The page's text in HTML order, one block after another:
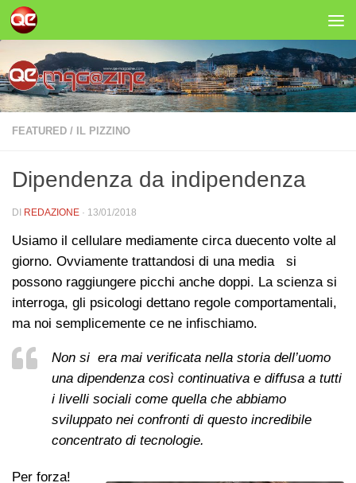
Salta al contenuto
FEATURED / IL PIZZINO
Dipendenza da indipendenza
DI REDAZIONE · 13/01/2018
Usiamo il cellulare mediamente circa duecento volte al
giorno. Ovviamente trattandosi di una media si
possono raggiungere picchi anche doppi. La scienza si
interroga, gli psicologi dettano regole comportamentali,
ma noi semplicemente ce ne infischiamo.
Non si era mai verificata nella storia dell’uomo
una dipendenza così continuativa e diffusa a tutti
i livelli sociali come quella che abbiamo
sviluppato nei confronti di questo incredibile
concentrato di tecnologie.
Per forza!